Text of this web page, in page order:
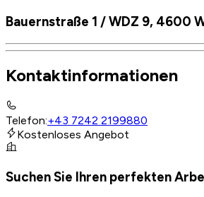
Bauernstraße 1 / WDZ 9, 4600
Kontaktinformationen
Telefon:+43 7242 2199880
Kostenloses Angebot
Suchen Sie Ihren perfekten